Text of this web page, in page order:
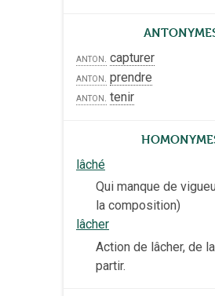
anton. capturer
anton. prendre
anton. tenir
lâché
Qui manque de
la composition)
lâcher
Action de lâcher, de
partir.